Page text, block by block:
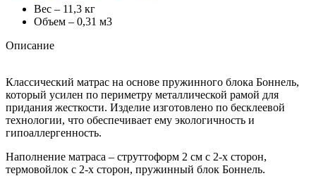
Вес – 11,3 кг
Объем – 0,31 м3
Описание
Классический матрас на основе пружинного блока Боннель,
который усилен по периметру металлической рамой для
придания жесткости. Изделие изготовлено по бесклеевой
технологии, что обеспечивает ему экологичность и
гипоаллергенность.
Наполнение матраса – струттоформ 2 см с 2-х сторон,
термовойлок с 2-х сторон, пружинный блок Боннель.